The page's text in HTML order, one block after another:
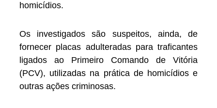
homicídios.
Os investigados são suspeitos, ainda, de
fornecer placas adulteradas para traficantes
ligados ao Primeiro Comando de Vitória
(PCV), utilizadas na prática de homicídios e
outras ações criminosas.